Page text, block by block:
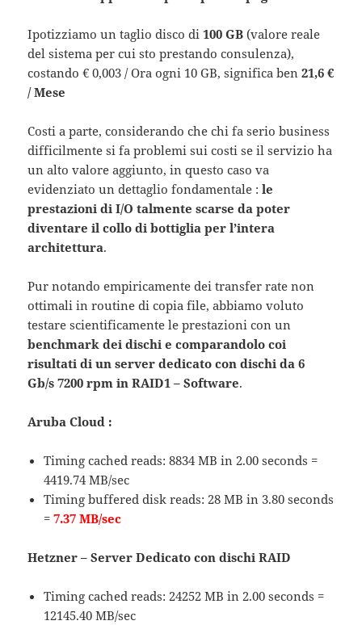
Ipotizziamo un taglio disco di100 GB (valore reale
del sistema per cui sto prestando consulenza),
costando € 0,003 / Ora ogni 10 GB, significa ben21,6 €
/ Mese
Costi a parte, considerando che chi fa serio business
difficilmente si fa problemi sui costi se il servizio ha
un alto valore aggiunto, in questo caso va
evidenziato un dettaglio fondamentale :le
prestazioni di I/O talmente scarse da poter
diventare il collo di bottiglia per l’intera
architettura.
Pur notando empiricamente dei transfer rate non
ottimali in routine di copia file, abbiamo voluto
testare scientificamente le prestazioni con un
benchmark dei dischi e comparandolo coi
risultati di un server dedicato con dischi da 6
Gb/s 7200 rpm in RAID1 – Software.
Aruba Cloud :
Timing cached reads: 8834 MB in 2.00 seconds =
4419.74 MB/sec
Timing buffered disk reads: 28 MB in 3.80 seconds
=7.37 MB/sec
Hetzner – Server Dedicato con dischi RAID
Timing cached reads: 24252 MB in 2.00 seconds =
12145.40 MB/sec